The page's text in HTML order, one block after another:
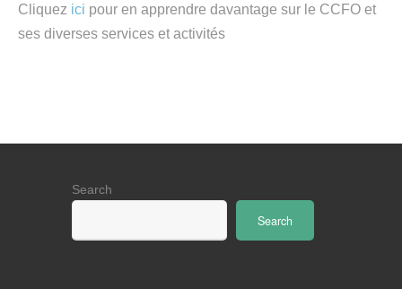
Cliquez ici pour en apprendre davantage sur le CCFO et
ses diverses services et activités
Search
Search